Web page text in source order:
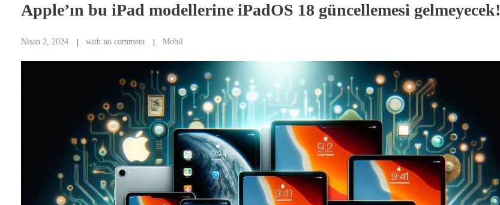
Apple’ın bu iPad modellerine iPadOS 18 güncellemesi gelmeyecek!
Nisan 2, 2024 with no comment Mobil